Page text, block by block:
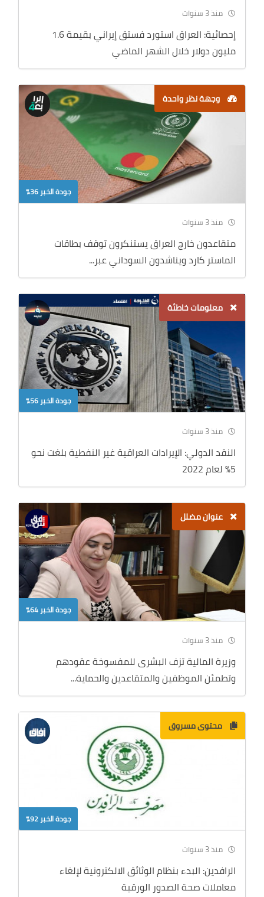
منذ 3 سنوات
إحصائية: العراق استورد فستق إيراني بقيمة 1.6
مليون دولار خلال الشهر الماضي
وجهة نظر واحدة
جودة الخبر 36%
منذ 3 سنوات
متقاعدون خارج العراق يستنكرون توقف بطاقات
الماستر كارد ويناشدون السوداني عبر...
معلومات خاطئة
جودة الخبر 56%
منذ 3 سنوات
النقد الدولي: الإيرادات العراقية غير النفطية بلغت نحو
5% لعام 2022
عنوان مضلل
جودة الخبر 64%
منذ 3 سنوات
وزيرة المالية تزف البشرى للمفسوخة عقودهم
وتطمئن الموظفين والمتقاعدين والحماية...
محتوى مسروق
جودة الخبر 92%
منذ 3 سنوات
الرافدين: البدء بنظام الوثائق الالكترونية لإلغاء
معاملات صحة الصدور الورقية